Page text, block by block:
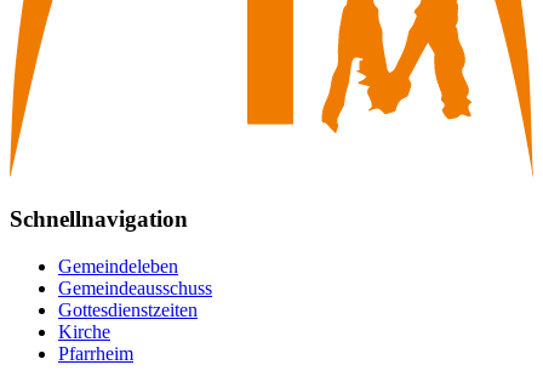
Schnellnavigation
Gemeindeleben
Gemeindeausschuss
Gottesdienstzeiten
Kirche
Pfarrheim